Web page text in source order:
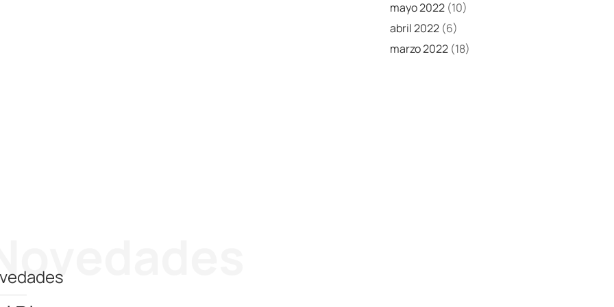
mayo 2022 (10)
abril 2022 (6)
marzo 2022 (18)